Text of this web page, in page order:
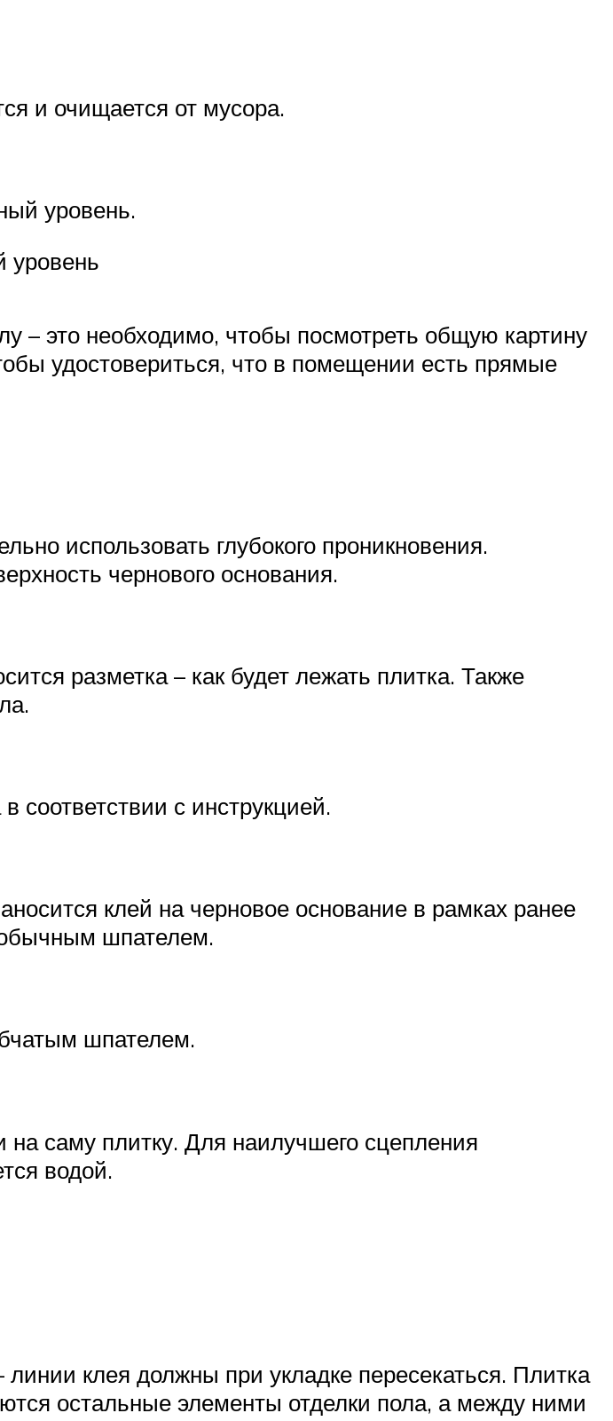
и очищается от мусора.
уровень.
уровень
– это необходимо, чтобы посмотреть общую картину
удостовериться, что в помещении есть прямые
использовать глубокого проникновения.
чернового основания.
разметка – как будет лежать плитка. Также
соответствии с инструкцией.
клей на черновое основание в рамках ранее
обычным шпателем.
шпателем.
саму плитку. Для наилучшего сцепления
водой.
клея должны при укладке пересекаться. Плитка
остальные элементы отделки пола, а между ними